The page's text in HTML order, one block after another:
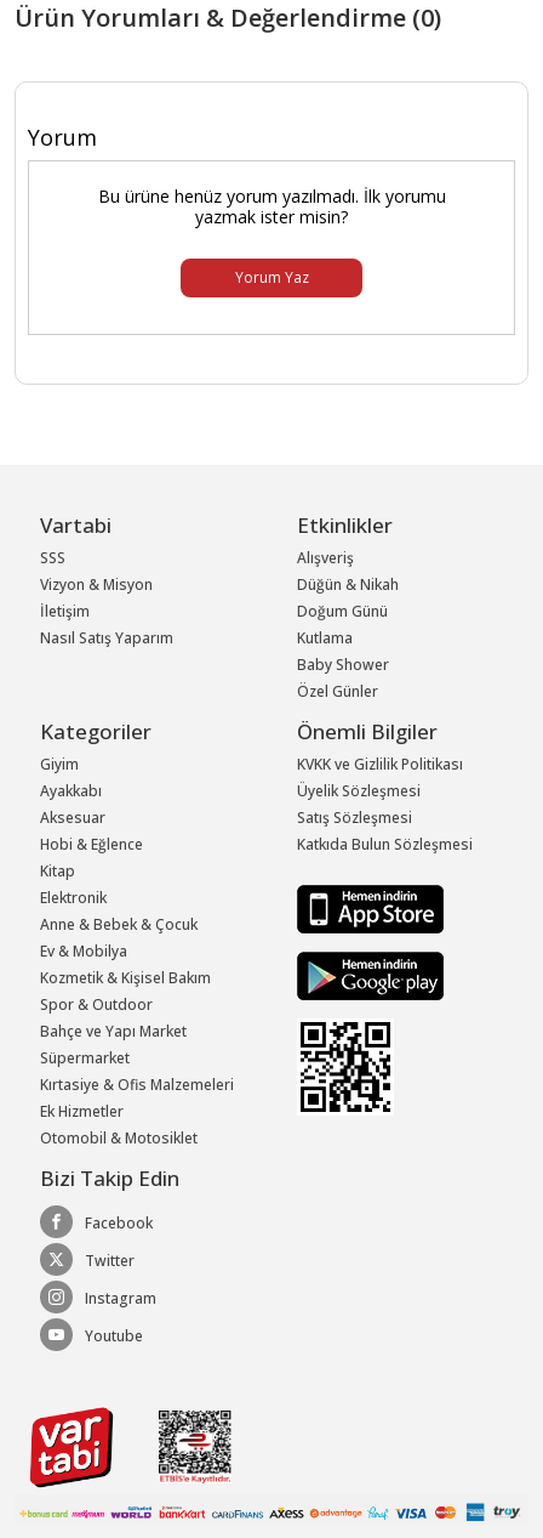
Ürün Yorumları & Değerlendirme (0)
Yorum
Bu ürüne henüz yorum yazılmadı. İlk yorumu
yazmak ister misin?
Yorum Yaz
Vartabi
SSS
Vizyon & Misyon
İletişim
Nasıl Satış Yaparım
Etkinlikler
Alışveriş
Düğün & Nikah
Doğum Günü
Kutlama
Baby Shower
Özel Günler
Kategoriler
Giyim
Ayakkabı
Aksesuar
Hobi & Eğlence
Kitap
Elektronik
Anne & Bebek & Çocuk
Ev & Mobilya
Kozmetik & Kişisel Bakım
Spor & Outdoor
Bahçe ve Yapı Market
Süpermarket
Kırtasiye & Ofis Malzemeleri
Ek Hizmetler
Otomobil & Motosiklet
Önemli Bilgiler
KVKK ve Gizlilik Politikası
Üyelik Sözleşmesi
Satış Sözleşmesi
Katkıda Bulun Sözleşmesi
Bizi Takip Edin
Facebook
Twitter
Instagram
Youtube